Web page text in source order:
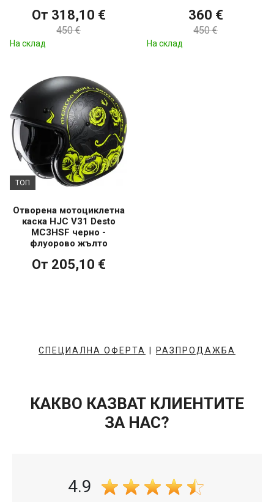
От 318,10 €
450 €
На склад
360 €
450 €
На склад
ТОП
Отворена мотоциклетна
каска HJC V31 Desto
MC3HSF черно -
флуорово жълто
От 205,10 €
СПЕЦИАЛНА ОФЕРТА РАЗПРОДАЖБА
КАКВО КАЗВАТ КЛИЕНТИТЕ
ЗА НАС?
4.9